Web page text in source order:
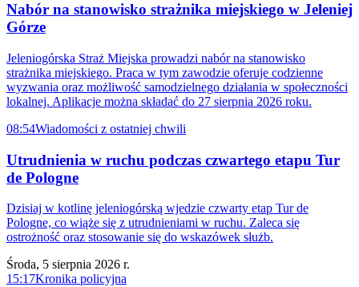
Nabór na stanowisko strażnika miejskiego w Jeleniej
Górze
Jeleniogórska Straż Miejska prowadzi nabór na stanowisko
strażnika miejskiego. Praca w tym zawodzie oferuje codzienne
wyzwania oraz możliwość samodzielnego działania w społeczności
lokalnej. Aplikacje można składać do 27 sierpnia 2026 roku.
08:54Wiadomości z ostatniej chwili
Utrudnienia w ruchu podczas czwartego etapu Tur
de Pologne
Dzisiaj w kotlinę jeleniogórską wjedzie czwarty etap Tur de
Pologne, co wiąże się z utrudnieniami w ruchu. Zaleca się
ostrożność oraz stosowanie się do wskazówek służb.
Środa, 5 sierpnia 2026 r.
15:17Kronika policyjna